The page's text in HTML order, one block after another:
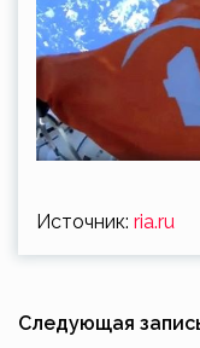
Источник: ria.ru
Следующая